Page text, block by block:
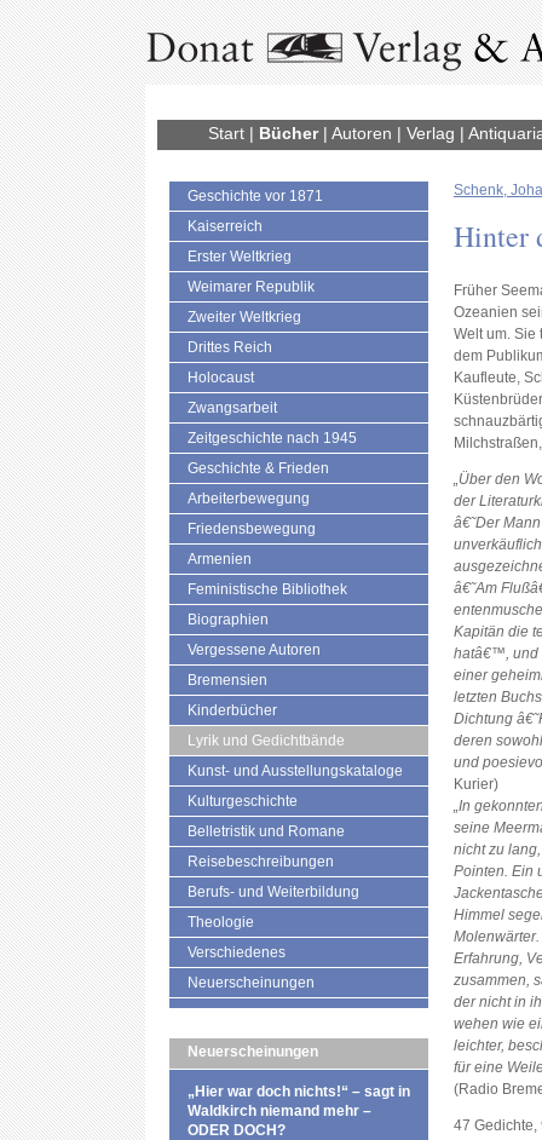
Start| Bücher| Autoren | Verlag |
Geschichte vor 1871
Kaiserreich
Erster Weltkrieg
Weimarer Republik
Zweiter Weltkrieg
Drittes Reich
Holocaust
Zwangsarbeit
Zeitgeschichte nach 1945
Geschichte & Frieden
Arbeiterbewegung
Friedensbewegung
Armenien
Feministische Bibliothek
Biographien
Vergessene Autoren
Bremensien
Kinderbücher
Lyrik und Gedichtbände
Kunst- und Ausstellungskataloge
Kulturgeschichte
Belletristik und Romane
Reisebeschreibungen
Berufs- und Weiterbildung
Theologie
Verschiedenes
Neuerscheinungen
Neuerscheinungen
„Hier war doch nichts!“ – sagt in
Waldkirch niemand mehr –
ODER DOCH?
Schenk,
Hinter
Früher
Ozeanien
Welt um. Sie
dem
Kaufleute,
„Über den
der
â€˜Der
â€˜Am
Kapitän die
hatâ€™, und
einer
letzten
Dichtung
deren
und
Kurier)
„In
seine
nicht zu
Pointen. Ein
Himmel
Erfahrung,
zusammen,
der nicht in
wehen wie
leichter,
für eine
(Radio
47 Gedichte,